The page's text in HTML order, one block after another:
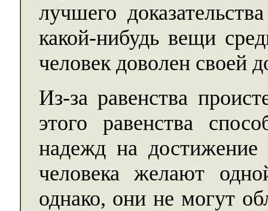
лучшего
какой-нибудь вещи
человек доволен своей
Из-за равенства
этого равенства
надежд на
человека желают
однако, они не могут